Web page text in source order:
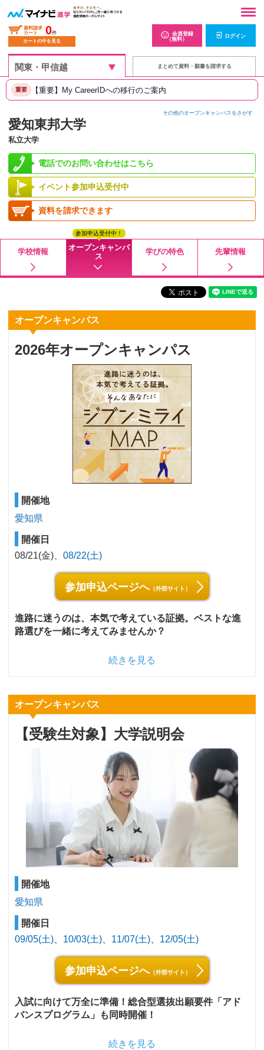
資料請求
カート
0件
カートの中を見る
会員登録
（無料）
ログイン
まとめて資料・願書を請求する
重要 【重要】My CareerIDへの移行のご案内
その他のオープンキャンパスをさがす
愛知東邦大学
私立大学
電話でのお問い合わせはこちら
イベント参加申込受付中
資料を請求できます
学校情報
オープンキャンパ
ス
参加申込受付中！
学びの特色 先輩情報
オープンキャンパス
2026年オープンキャンパス
開催地
愛知県
開催日
08/21(金)
08/22(土)
参加申込ページへ（外部サイト）
進路に迷うのは、本気で考えている証拠。ベストな進
路選びを一緒に考えてみませんか？
続きを見る
オープンキャンパス
【受験生対象】大学説明会
開催地
愛知県
開催日
09/05(土)
10/03(土) 11/07(土) 12/05(土)
参加申込ページへ（外部サイト）
入試に向けて万全に準備！総合型選抜出願要件「アド
バンスプログラム」も同時開催！
続きを見る